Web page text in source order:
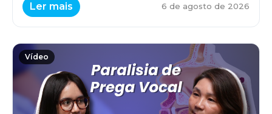
Ler mais 6 de agosto de 2026
Vídeo